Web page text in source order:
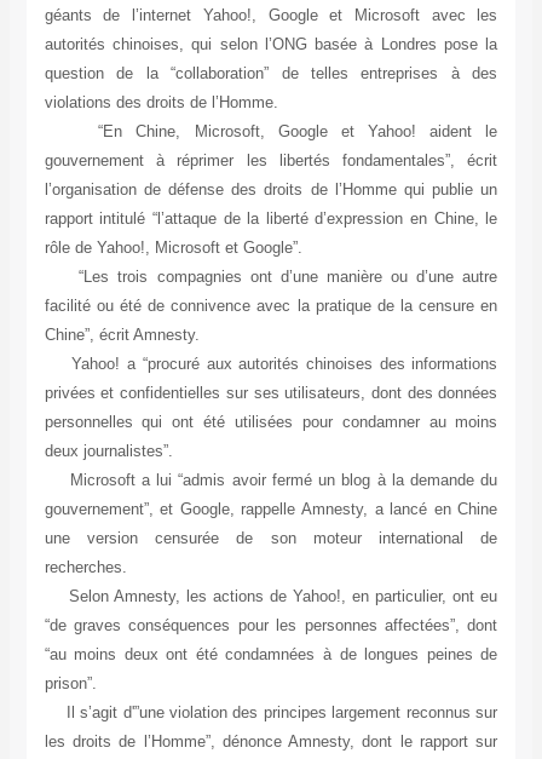
géants de l’internet Yahoo!, Google et Microsoft avec les
autorités chinoises, qui selon l’ONG basée à Londres pose la
question de la “collaboration” de telles entreprises à des
violations des droits de l’Homme.
“En Chine, Microsoft, Google et Yahoo! aident le
gouvernement à réprimer les libertés fondamentales”, écrit
l’organisation de défense des droits de l’Homme qui publie un
rapport intitulé “l’attaque de la liberté d’expression en Chine, le
rôle de Yahoo!, Microsoft et Google”.
“Les trois compagnies ont d’une manière ou d’une autre
facilité ou été de connivence avec la pratique de la censure en
Chine”, écrit Amnesty.
Yahoo! a “procuré aux autorités chinoises des informations
privées et confidentielles sur ses utilisateurs, dont des données
personnelles qui ont été utilisées pour condamner au moins
deux journalistes”.
Microsoft a lui “admis avoir fermé un blog à la demande du
gouvernement”, et Google, rappelle Amnesty, a lancé en Chine
une version censurée de son moteur international de
recherches.
Selon Amnesty, les actions de Yahoo!, en particulier, ont eu
“de graves conséquences pour les personnes affectées”, dont
“au moins deux ont été condamnées à de longues peines de
prison”.
Il s’agit d'”une violation des principes largement reconnus sur
les droits de l’Homme”, dénonce Amnesty, dont le rapport sur